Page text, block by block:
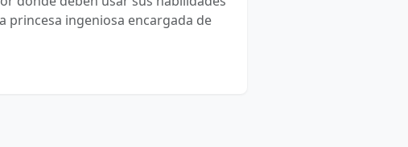
princesa ingeniosa encargada de